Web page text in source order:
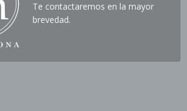
Te contactaremos en la mayor
brevedad.